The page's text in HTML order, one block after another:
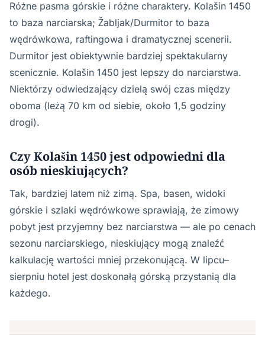
Różne pasma górskie i różne charaktery. Kolašin 1450
to baza narciarska; Žabljak/Durmitor to baza
wędrówkowa, raftingowa i dramatycznej scenerii.
Durmitor jest obiektywnie bardziej spektakularny
scenicznie. Kolašin 1450 jest lepszy do narciarstwa.
Niektórzy odwiedzający dzielą swój czas między
oboma (leżą 70 km od siebie, około 1,5 godziny
drogi).
Czy Kolašin 1450 jest odpowiedni dla
osób nieskiujących?
Tak, bardziej latem niż zimą. Spa, basen, widoki
górskie i szlaki wędrówkowe sprawiają, że zimowy
pobyt jest przyjemny bez narciarstwa — ale po cenach
sezonu narciarskiego, nieskiujący mogą znaleźć
kalkulację wartości mniej przekonującą. W lipcu–
sierpniu hotel jest doskonałą górską przystanią dla
każdego.